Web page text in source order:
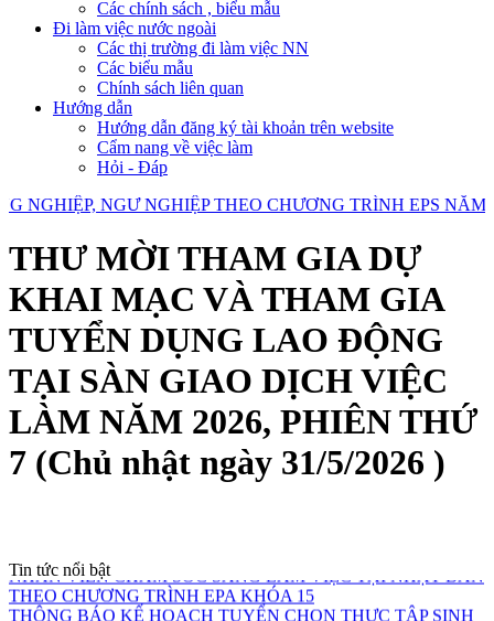
Các chính sách , biểu mẫu
Đi làm việc nước ngoài
Các thị trường đi làm việc NN
Các biểu mẫu
Chính sách liên quan
Hướng dẫn
Hướng dẫn đăng ký tài khoản trên website
Cẩm nang về việc làm
Hỏi - Đáp
NGƯ NGHIỆP THEO CHƯƠNG TRÌNH EPS NĂM
THƯ MỜI THAM GIA DỰ
KHAI MẠC VÀ THAM GIA
TUYỂN DỤNG LAO ĐỘNG
TẠI SÀN GIAO DỊCH VIỆC
LÀM NĂM 2026, PHIÊN THỨ
7 (Chủ nhật ngày 31/5/2026 )
Tin tức nổi bật
THÔNG BÁO PHỐI HỢP TỔ CHỨC TUYỂN CHỌN NGƯỜI
LAO ĐỘNG TRONG NGÀNH NÔNG NGHIỆP, NGƯ
NGHIỆP THEO CHƯƠNG TRÌNH EPS NĂM 2026
THÔNG BÁO KẾ HOẠCH TUYỂN CHỌN THỰC TẬP SINH
NHÂN VIÊN CHĂM SÓC SANG LÀM VIỆC TẠI NHẬT BẢN
THEO CHƯƠNG TRÌNH EPA KHÓA 15
THÔNG BÁO KẾ HOẠCH TUYỂN CHỌN THỰC TẬP SINH